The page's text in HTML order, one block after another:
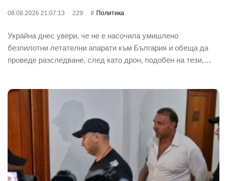
08.08.2026 21:07:13 229 Политика
Украйна днес увери, че не е насочила умишлено
безпилотни летателни апарати към България и обеща да
проведе разследване, след като дрон, подобен на тези,…